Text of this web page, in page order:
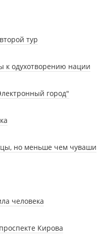
тур
к одухотворению нации
город"
но меньше чем чуваши
человека
Кирова